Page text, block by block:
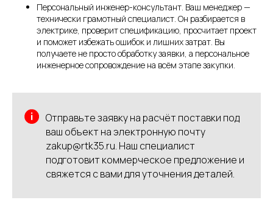
Персональный инженер-консультант. Ваш менеджер —
технически грамотный специалист. Он разбирается в
электрике, проверит спецификацию, просчитает проект
и поможет избежать ошибок и лишних затрат. Вы
получаете не просто обработку заявки, а персональное
инженерное сопровождение на всём этапе закупки.
Отправьте заявку на расчёт поставки под
ваш объект на электронную почту
zakup@rtk35.ru. Наш специалист
подготовит коммерческое предложение и
свяжется с вами для уточнения деталей.